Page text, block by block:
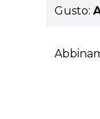
Gusto: